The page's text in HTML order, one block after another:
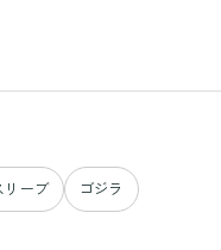
リーブ ゴジラ